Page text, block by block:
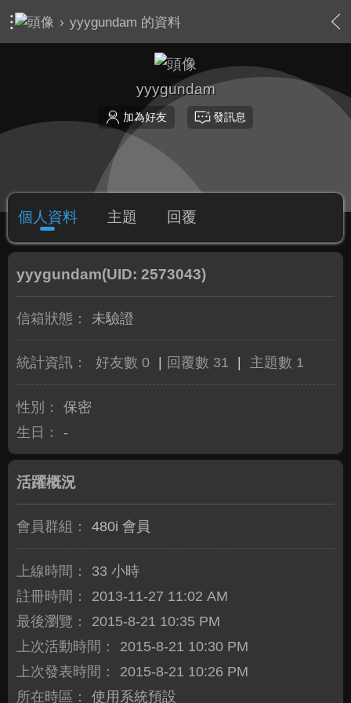
› yyygundam 的資料
yyygundam
加為好友 發訊息
個人資料 主題 回覆
yyygundam(UID: 2573043)
信箱狀態： 未驗證
統計資訊： 好友數 0 回覆數 31 主題數 1
性別：
保密
生日：
-
活躍概況
會員群組： 480i 會員
上線時間：
33 小時
註冊時間：
2013-11-27 11:02 AM
最後瀏覽：
2015-8-21 10:35 PM
上次活動時間：
2015-8-21 10:30 PM
上次發表時間：
2015-8-21 10:26 PM
所在時區：
使用系統預設